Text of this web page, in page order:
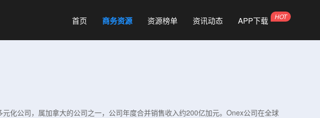
首页 商务资源 资源榜单 资讯动态 APP下载
化公司，属加拿大的公司之一，公司年度合并销售收入约200亿加元。Onex公司在全球